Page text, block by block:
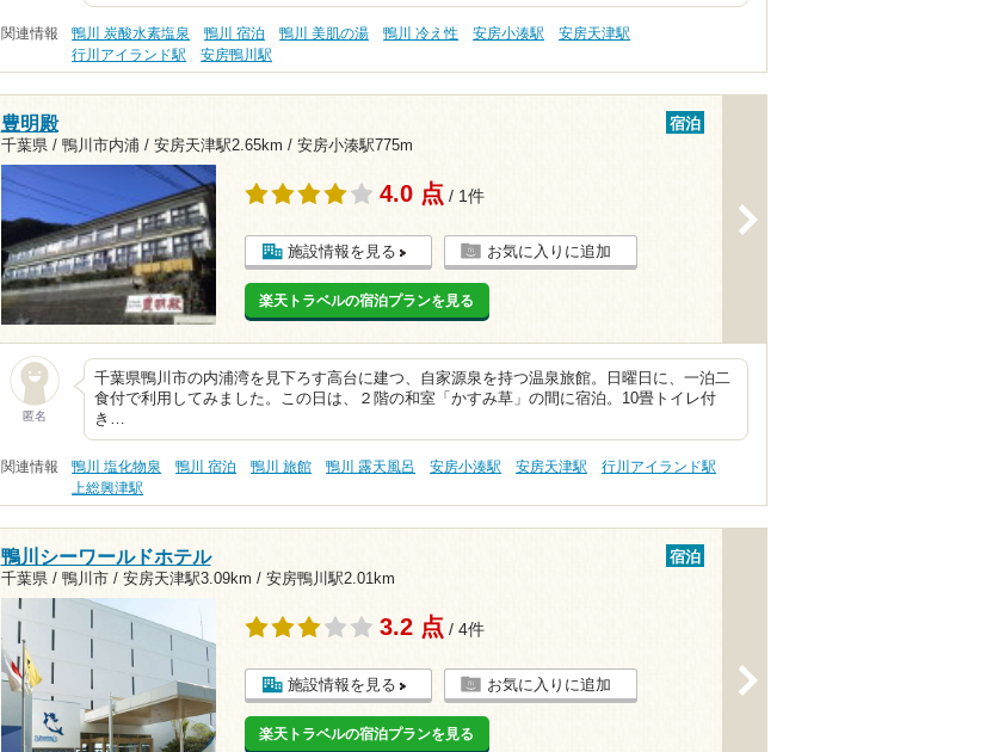
関連情報 鴨川 炭酸水素塩泉 鴨川 宿泊 鴨川 美肌の湯 鴨川 冷え性 安房小湊駅
安房天津駅
行川アイランド駅
安房鴨川駅
豊明殿
千葉県 / 鴨川市内浦 / 安房天津駅2.65km / 安房小湊駅775m
宿泊
4.0 点 / 1件
施設情報を見る お気に入りに追加
楽天トラベルの宿泊プランを見る
匿名
千葉県鴨川市の内浦湾を見下ろす高台に建つ、自家源泉を持つ温泉旅館。日曜日に、一泊二
食付で利用してみました。この日は、２階の和室「かすみ草」の間に宿泊。10畳トイレ付
き…
関連情報 鴨川 塩化物泉 鴨川 宿泊 鴨川 旅館 鴨川 露天風呂 安房小湊駅 安房天津駅
行川アイランド駅
上総興津駅
鴨川シーワールドホテル
千葉県 / 鴨川市 / 安房天津駅3.09km / 安房鴨川駅2.01km
宿泊
3.2 点 / 4件
施設情報を見る お気に入りに追加
楽天トラベルの宿泊プランを見る